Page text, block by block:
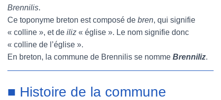
Brennilis.
Ce toponyme breton est composé de bren, qui signifie
« colline », et de iliz « église ». Le nom signifie donc
« colline de l’église ».
En breton, la commune de Brennilis se nomme Brenniliz.
■ Histoire de la commune